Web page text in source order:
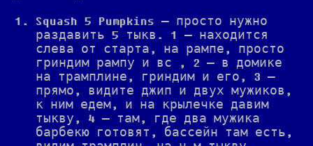
Squash 5 Pumpkins — просто нужно
раздавить 5 тыкв. 1 — находится
слева от старта, на рампе, просто
гриндим рампу и вс , 2 — в домике
на трамплине, гриндим и его, 3 —
прямо, видите джип и двух мужиков,
к ним едем, и на крылечке давим
тыкву, 4 — там, где два мужика
барбекю готовят, бассейн там есть,